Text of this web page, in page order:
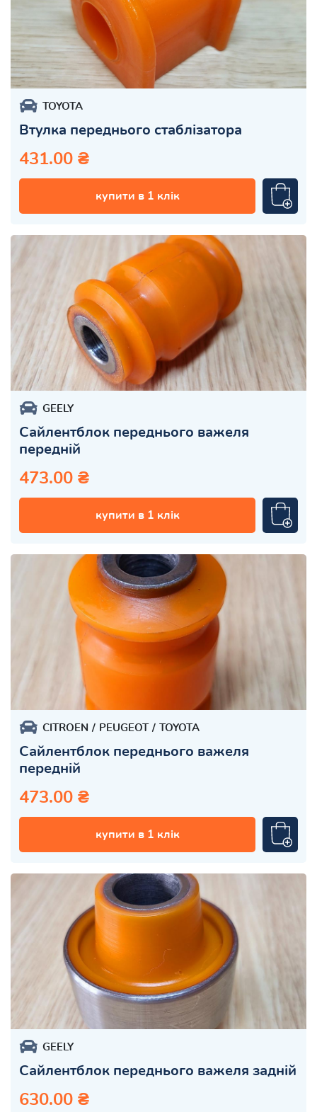
TOYOTA
Втулка переднього стаблізатора
431.00 ₴
купити в 1 клік
GEELY
Сайлентблок переднього важеля
передній
473.00 ₴
купити в 1 клік
CITROEN PEUGEOT TOYOTA
Сайлентблок переднього важеля
передній
473.00 ₴
купити в 1 клік
GEELY
Сайлентблок переднього важеля задній
630.00 ₴